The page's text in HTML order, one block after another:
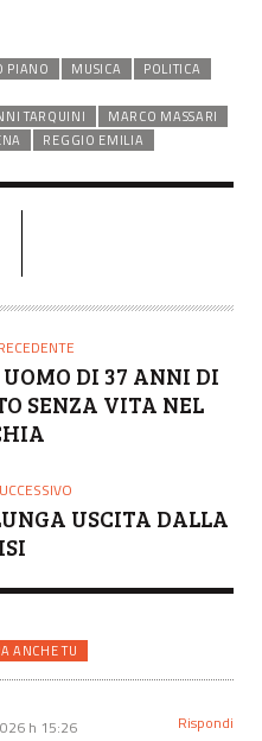
PIANO MUSICA
POLITICA
TARQUINI
MARCO MASSARI
REGGIO EMILIA
DI 37 ANNI DI
SENZA VITA NEL
USCITA DALLA
ANCHE TU
h 15:26 Rispondi